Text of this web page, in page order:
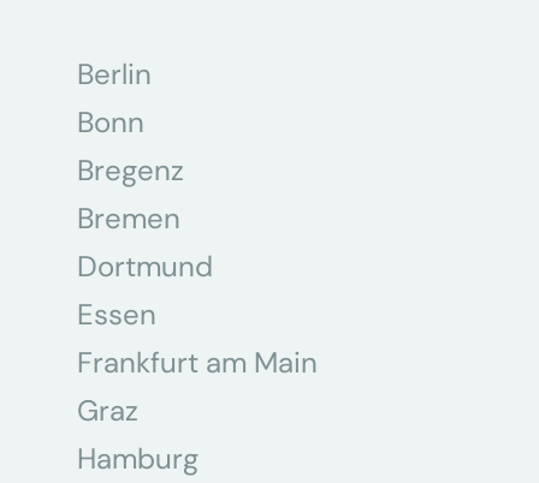
Berlin
Bonn
Bregenz
Bremen
Dortmund
Essen
Frankfurt am Main
Graz
Hamburg